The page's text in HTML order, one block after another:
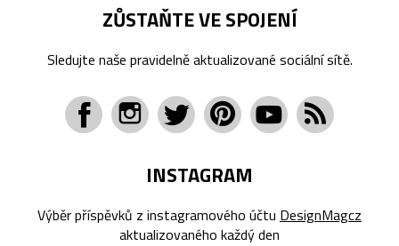
ZŮSTAŇTE VE SPOJENÍ
Sledujte naše pravidelně aktualizované sociální sítě.
INSTAGRAM
Výběr příspěvků z instagramového účtu DesignMagcz
aktualizovaného každý den